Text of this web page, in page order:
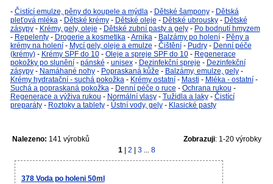
- Čistící emulze, pěny do koupele a mýdla- Dětské šampony- Dětská
pleťová mléka- Dětské krémy- Dětské oleje - Dětské ubrousky- Dětské
zásypy- Krémy, gely, oleje - Dětské zubní pasty a gely- Po bodnutí hmyzem
- Repelenty- Drogerie a kosmetika-Arnika- Balzámy po holení- Pěny a
krémy na holení- Mycí gely, oleje a emulze - Čištění- Pudry- Denní péče
(krémy)- Krémy SPF do 10- Oleje a spreje SPF do 10- Regenerace
pokožky po slunění- pánské - unisex- Dezinfekční spreje - Dezinfekční
zásypy- Namáhané nohy- Popraskaná kůže - Balzámy, emulze, gely-
Krémy hydratační - suchá pokožka- Krémy ostatní- Masti - Mléka - ostatní-
Suchá a popraskaná pokožka- Denní péče o ruce - Ochrana rukou -
Regenerace a výživa rukou - Normální vlasy- Tužidla a laky- Čistící
preparáty- Roztoky a tablety- Ústní vody, gely- Klasické pasty
Nalezeno: 141 výrobků Zobrazuji: 1-20 výrobky
1
2 3... 8
378 Voda po holeni 50ml